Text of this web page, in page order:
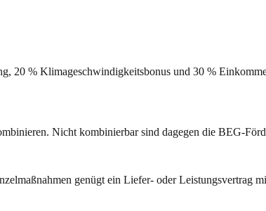
20 % Klimageschwindigkeitsbonus und 30 %
Nicht kombinierbar sind dagegen die BEG-
genügt ein Liefer- oder Leistungsvertrag